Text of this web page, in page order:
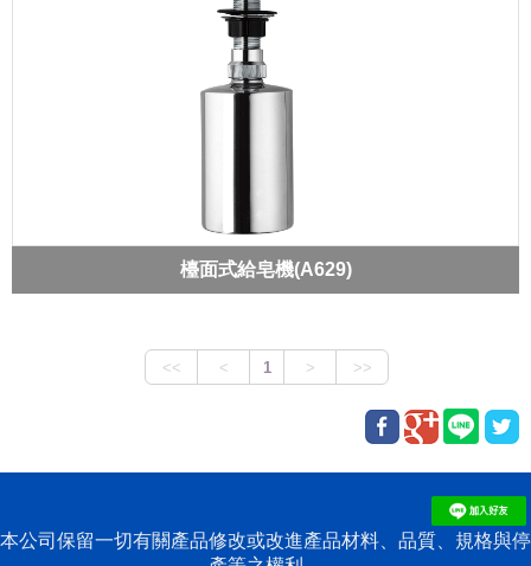
檯面式給皂機(A629)
本公司保留一切有關產品修改或改進產品材料、品質、規格與停